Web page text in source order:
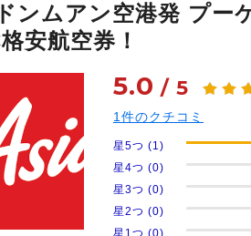
ンムアン空港発 プー
安航空券！
5.0 / 5
1 件のクチコミ
星5つ (1)
星4つ (0)
星3つ (0)
星2つ (0)
星1つ (0)